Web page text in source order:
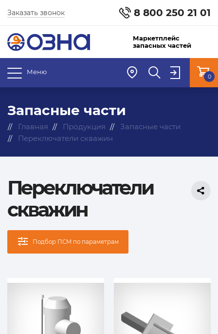
8 800 250 21 01
Заказать звонок
Маркетплейс
запасных частей
Меню
0
Запасные части
Главная Продукция
Запасные части
Переключатели скважин
Переключатели
скважин
Подбор ПСМ по параметрам